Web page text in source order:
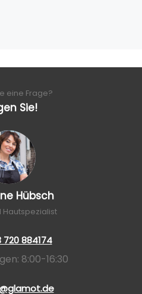
eine Frage?
Sie!
Hübsch
Hautspezialist
720 884174
8:00-16:30